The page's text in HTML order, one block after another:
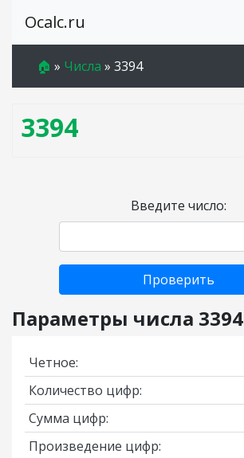
Ocalc.ru
🏠 » Числа » 3394
3394
Введите число:
Проверить
Параметры числа 3394
Четное:
Количество цифр:
Сумма цифр:
Произведение цифр: